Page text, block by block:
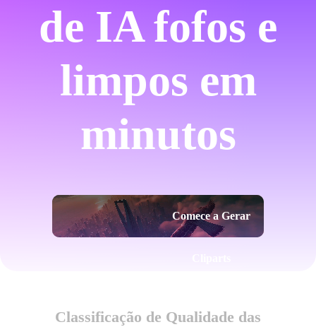
de IA fofos e
limpos em
minutos
Comece a Gerar
Classificação de Qualidade das